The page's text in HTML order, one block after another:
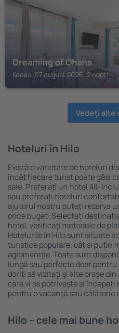
Dreaming of Ohana
Keaau, 07 august 2026, 2 nopți
Vedeţi alte
Hoteluri în Hilo
Există o varietate de hoteluri
încât fiecare turist poate găsi
sale. Preferați un hotel All-
sau preferați hoteluri
ajutorul nostru puteți rezerva
orice buget! Selectați
hotel, verificați metodele de
Hotelurile în Hilo sunt situate
turistice populare, cât și puțin
aglomerație. Toate sunt
lungă sau perfecte doar
doriţi să vizitaţi şi alte oraşe
care vi se potriveşte și începeți
pentru o vacanţă sau călătorie
Hilo – cele mai bune